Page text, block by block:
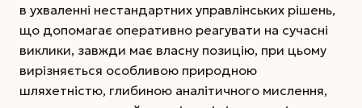
в ухваленні нестандартних управлінських рішень,
що допомагає оперативно реагувати на сучасні
виклики, завжди має власну позицію, при цьому
вирізняється особливою природною
шляхетністю, глибиною аналітичного мислення,